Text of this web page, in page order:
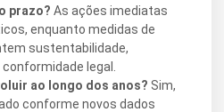
prazo? As ações imediatas
enquanto medidas de
sustentabilidade,
legal.
ao longo dos anos? Sim,
conforme novos dados